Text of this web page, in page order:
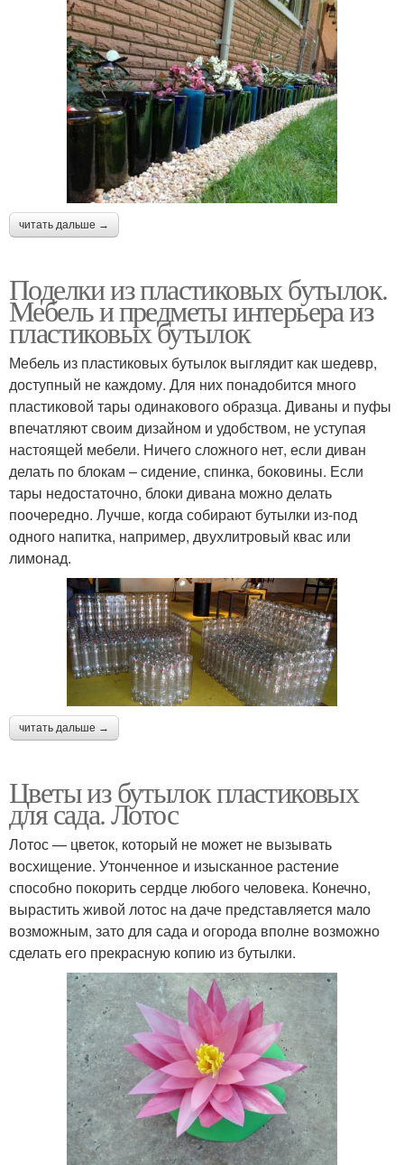
читать дальше →
Поделки из пластиковых бутылок.
Мебель и предметы интерьера из
пластиковых бутылок
Мебель из пластиковых бутылок выглядит как шедевр,
доступный не каждому. Для них понадобится много
пластиковой тары одинакового образца. Диваны и пуфы
впечатляют своим дизайном и удобством, не уступая
настоящей мебели. Ничего сложного нет, если диван
делать по блокам – сидение, спинка, боковины. Если
тары недостаточно, блоки дивана можно делать
поочередно. Лучше, когда собирают бутылки из-под
одного напитка, например, двухлитровый квас или
лимонад.
читать дальше →
Цветы из бутылок пластиковых
для сада. Лотос
Лотос — цветок, который не может не вызывать
восхищение. Утонченное и изысканное растение
способно покорить сердце любого человека. Конечно,
вырастить живой лотос на даче представляется мало
возможным, зато для сада и огорода вполне возможно
сделать его прекрасную копию из бутылки.